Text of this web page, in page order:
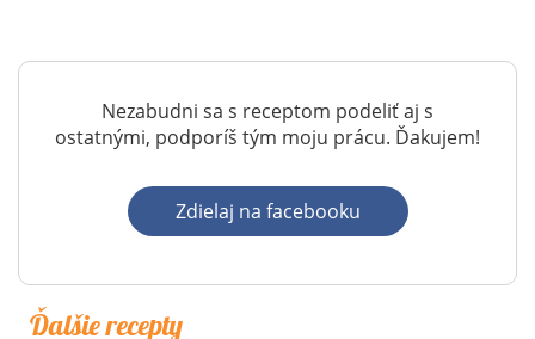
Nezabudni sa s receptom podeliť aj s
ostatnými, podporíš tým moju prácu. Ďakujem!
Zdielaj na facebooku
Ďalšie recepty